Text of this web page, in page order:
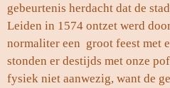
gebeurtenis herdacht dat de
Leiden in 1574 ontzet werd
normaliter een groot feest met
stonden er destijds met onze
fysiek niet aanwezig, want de